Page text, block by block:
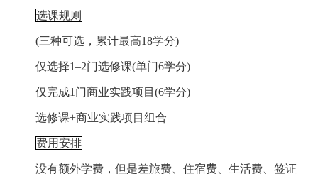
选课规则
(三种可选，累计最高18学分)
仅选择1–2门选修课(单门6学分)
仅完成1门商业实践项目(6学分)
选修课+商业实践项目组合
费用安排
没有额外学费，但是差旅费、住宿费、生活费、签证